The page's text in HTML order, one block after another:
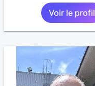
Voir le profil